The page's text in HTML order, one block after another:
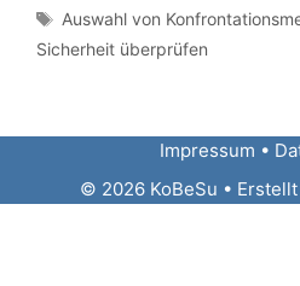
Schlagwörter
Auswahl von
Sicherheit überprüfen
Impressum •
© 2026 KoBeSu •